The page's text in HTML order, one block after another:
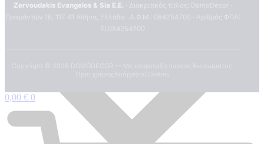
Zervoudakis Evangelos & Sia E.E.
0,00 € 0